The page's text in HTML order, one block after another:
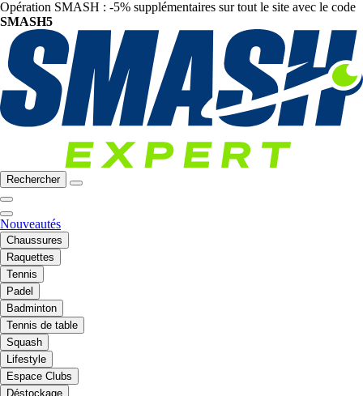
Opération SMASH : -5% supplémentaires sur tout le site avec le code
SMASH5
Rechercher
Nouveautés
Chaussures
Raquettes
Tennis
Padel
Badminton
Tennis de table
Squash
Lifestyle
Espace Clubs
Déstockage